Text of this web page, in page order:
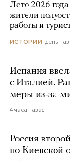
Лето 2026
жители
работы и
ИСТОРИИ день
Испания
с Италией.
меры из-за
4 часа назад
Россия
по Киевской